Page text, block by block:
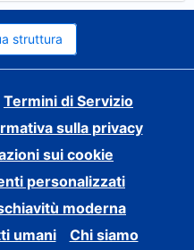
struttura
Termini di Servizio
sulla privacy
sui cookie
personalizzati
moderna
umani
Chi siamo